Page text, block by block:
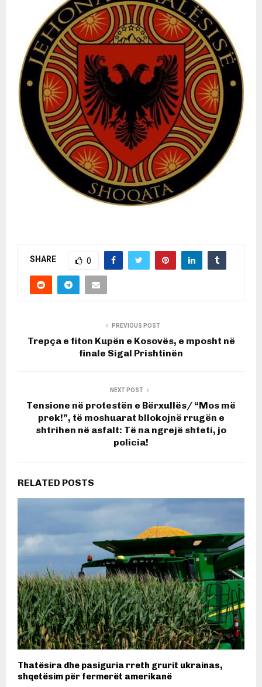
SHARE 0
PREVIOUS POST
Trepça e fiton Kupën e Kosovës, e mposht në
finale Sigal Prishtinën
NEXT POST
Tensione në protestën e Bërxullës/ “Mos më
prek!”, të moshuarat bllokojnë rrugën e
shtrihen në asfalt: Të na ngrejë shteti, jo
policia!
RELATED POSTS
Thatësira dhe pasiguria rreth grurit ukrainas,
shqetësim për fermerët amerikanë